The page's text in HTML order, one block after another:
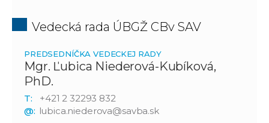
Vedecká rada ÚBGŽ CBv SAV
PREDSEDNÍČKA VEDECKEJ RADY
Mgr. Ľubica Niederová-Kubíková,
PhD.
T:
+421 2 32293 832
@: lubica.niederova@savba.sk